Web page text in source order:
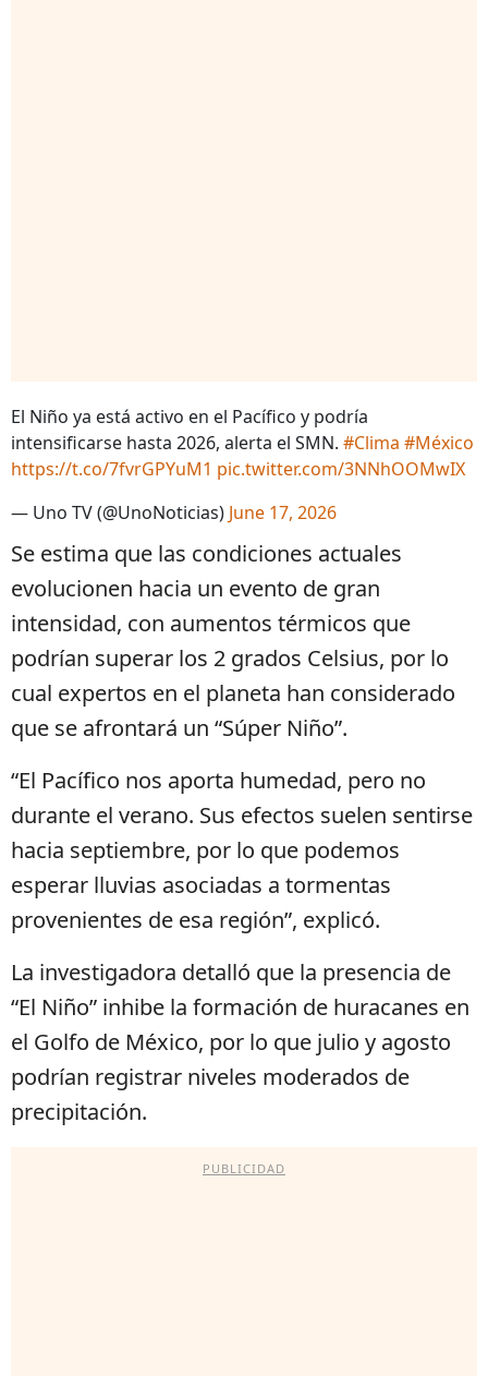
El Niño ya está activo en el Pacífico y podría
intensificarse hasta 2026, alerta el SMN. #Clima #México
https://t.co/7fvrGPYuM1 pic.twitter.com/3NNhOOMwIX
— Uno TV (@UnoNoticias) June 17, 2026
Se estima que las condiciones actuales
evolucionen hacia un evento de gran
intensidad, con aumentos térmicos que
podrían superar los 2 grados Celsius, por lo
cual expertos en el planeta han considerado
que se afrontará un “Súper Niño”.
“El Pacífico nos aporta humedad, pero no
durante el verano. Sus efectos suelen sentirse
hacia septiembre, por lo que podemos
esperar lluvias asociadas a tormentas
provenientes de esa región”, explicó.
La investigadora detalló que la presencia de
“El Niño” inhibe la formación de huracanes en
el Golfo de México, por lo que julio y agosto
podrían registrar niveles moderados de
precipitación.
PUBLICIDAD